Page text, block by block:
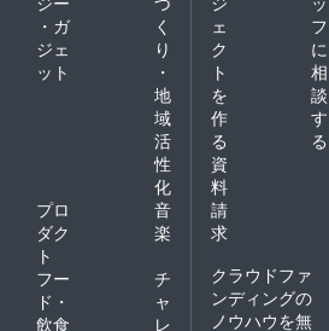
・ガ
ジェ
ット
く
り
・
地
域
活
性
化
プロ
ダク
ト
音
楽
フー
ド・
飲食
チ
ャ
レ
ェ
ク
ト
を
作
る
フ
に
相
談
す
る
資
料
請
求
クラウドファ
ンディングの
ノウハウを無